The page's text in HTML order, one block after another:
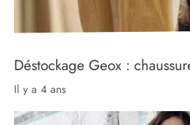
Déstockage Geox :
il y a 4 ans